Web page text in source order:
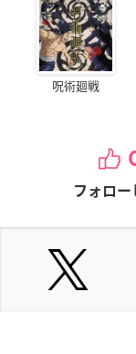
呪術廻戦
フォロー